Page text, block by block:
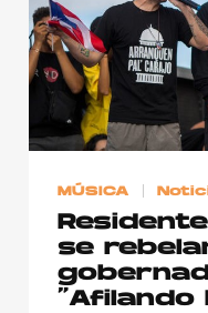
MÚSICA
se
“Afilando